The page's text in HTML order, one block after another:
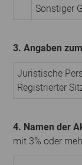
Sonstiger
3. Angaben
Juristische
Registrierter
4. Namen der
mit 3% oder